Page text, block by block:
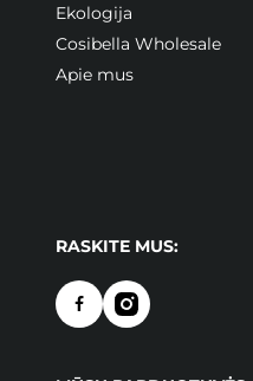
Ekologija
Cosibella Wholesale
Apie mus
RASKITE MUS: